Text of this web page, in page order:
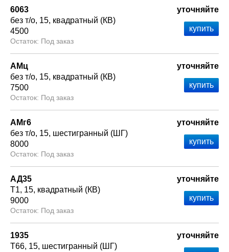
6063
без т/о 15 квадратный (КВ)
4500
Под заказ
уточняйте
АМц
без т/о 15 квадратный (КВ)
7500
Под заказ
уточняйте
АМг6
без т/о 15 шестигранный (ШГ)
8000
Под заказ
уточняйте
АД35
Т1 15 квадратный (КВ)
9000
Под заказ
уточняйте
1935
Т66 15 шестигранный (ШГ)
уточняйте